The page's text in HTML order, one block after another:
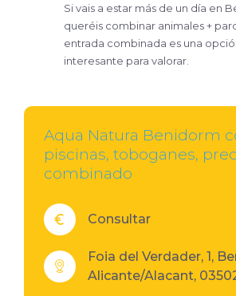
Si vais a estar más de un día en
queréis combinar animales +
entrada combinada es una
interesante para valorar.
Aqua Natura Benidorm
piscinas, toboganes,
combinado
Consultar
Foia del Verdader, 1,
Alicante/Alacant,